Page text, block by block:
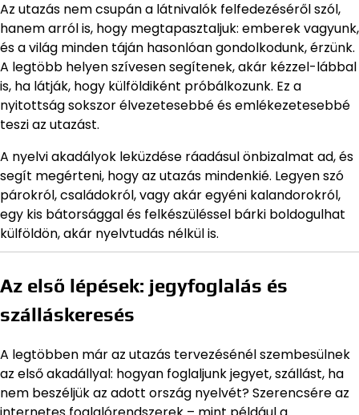
Az utazás nem csupán a látnivalók felfedezéséről szól,
hanem arról is, hogy megtapasztaljuk: emberek vagyunk,
és a világ minden táján hasonlóan gondolkodunk, érzünk.
A legtöbb helyen szívesen segítenek, akár kézzel-lábbal
is, ha látják, hogy külföldiként próbálkozunk. Ez a
nyitottság sokszor élvezetesebbé és emlékezetesebbé
teszi az utazást.
A nyelvi akadályok leküzdése ráadásul önbizalmat ad, és
segít megérteni, hogy az utazás mindenkié. Legyen szó
párokról, családokról, vagy akár egyéni kalandorokról,
egy kis bátorsággal és felkészüléssel bárki boldogulhat
külföldön, akár nyelvtudás nélkül is.
Az első lépések: jegyfoglalás és
szálláskeresés
A legtöbben már az utazás tervezésénél szembesülnek
az első akadállyal: hogyan foglaljunk jegyet, szállást, ha
nem beszéljük az adott ország nyelvét? Szerencsére az